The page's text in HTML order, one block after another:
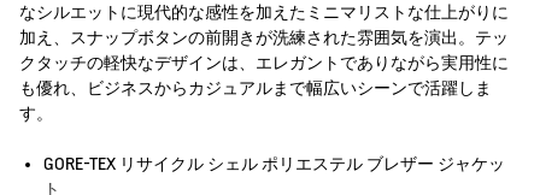
なシルエットに現代的な感性を加えたミニマリストな仕上がりに
加え、スナップボタンの前開きが洗練された雰囲気を演出。テッ
クタッチの軽快なデザインは、エレガントでありながら実用性に
も優れ、ビジネスからカジュアルまで幅広いシーンで活躍しま
す。
GORE-TEX リサイクル シェル ポリエステル ブレザー ジャケッ
ト